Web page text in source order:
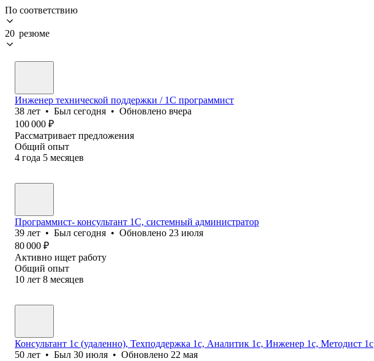
По соответствию
20 резюме
Инженер технической поддержки / 1С программист
38 лет • Был сегодня • Обновлено вчера
100 000 ₽
Рассматривает предложения
Общий опыт
4 года 5 месяцев
Программист- консультант 1C, системный администратор
39 лет • Был сегодня • Обновлено 23 июля
80 000 ₽
Активно ищет работу
Общий опыт
10 лет 8 месяцев
Консультант 1с (удаленно), Техподдержка 1с, Аналитик 1с, Инженер 1с, Методист 1с
50 лет • Был 30 июля • Обновлено 22 мая